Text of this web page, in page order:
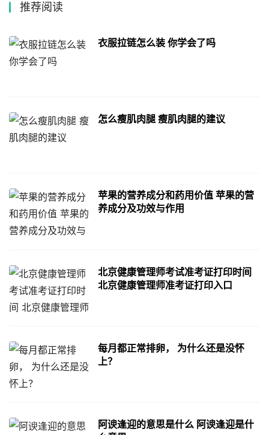
推荐阅读
衣服拉链怎么装 你学会了吗
怎么瘦肌肉腿 瘦肌肉腿的建议
苹果的营养成分和药用价值 苹果的营
养成分及功效与作用
北京健康管理师考试准考证打印时间
北京健康管理师准考证打印入口
每月都正常排卵， 为什么还是没怀
上？
阿谀逢迎的意思是什么 阿谀逢迎是什